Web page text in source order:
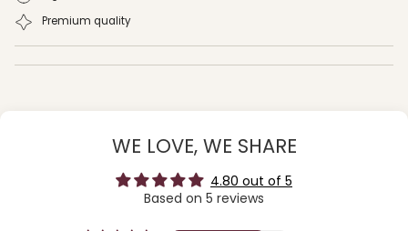
Premium quality
WE LOVE, WE SHARE
4.80 out of 5
Based on 5 reviews